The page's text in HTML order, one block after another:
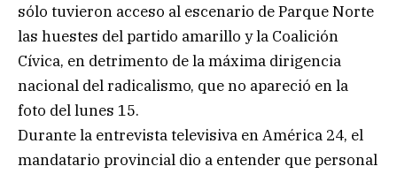
sólo tuvieron acceso al escenario de Parque Norte
las huestes del partido amarillo y la Coalición
Cívica, en detrimento de la máxima dirigencia
nacional del radicalismo, que no apareció en la
foto del lunes 15.
Durante la entrevista televisiva en América 24, el
mandatario provincial dio a entender que personal